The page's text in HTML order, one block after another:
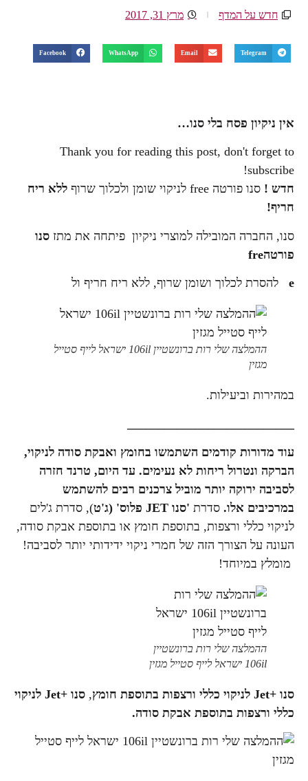
חדש על המדף מרץ 31, 2017
Telegram
Email
WhatsApp
Facebook
אין ניקיון פסח בלי סנו…
Thank you for reading this post, don't forget to
subscribe!
חדש ! סנו פורטה free לניקוי שומן ולכלוך שרוף
ללא ריח
חריף!
סנו, החברה המובילה למוצרי ניקיון פיתחה את מתזסנו
פורטהfre
להסרת לכלוך ושומן שרוף, ללא ריח חריף ול
ההמלצה שלי רות ברונשטיין 106il ישראל לייף סטייל
מגזין
במהירות וביעילות.
עוד מדורות קודמים השתמשו בחומץ ואבקת סודה לניקוי,
הברקה ונטרול ריחות לא נעימים. עד היום, טרנד חזרה
לסביבה ירוקה יותר מוביל צרכנים רבים להשתמש
במרכיבים אלו.סדרת'סנוJETפלוס' (ג'ט), סדרת ג'לים
לניקוי כללי ורצפות, בתוספת חומץ או בתוספת אבקת סודה,
העונה על הצורך הזה של חמרי ניקוי ידידותי יותר לסביבה!
מומלץ במיוחד!
ההמלצה שלי רות ברונשטיין
106il ישראל לייף סטייל מגזין
סנו + Jetלניקוי כללי ורצפות בתוספת חומץ,סנו + Jetלניקוי
כללי ורצפות בתוספת אבקת סודה.